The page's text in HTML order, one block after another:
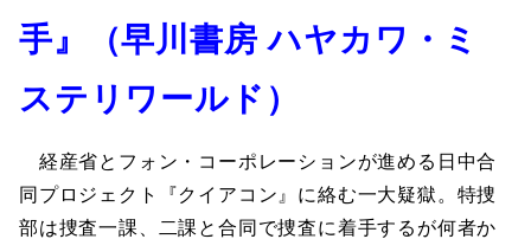
手』（早川書房 ハヤカワ・ミ
ステリワールド）
経産省とフォン・コーポレーションが進める日中合
同プロジェクト『クイアコン』に絡む一大疑獄。特捜
部は捜査一課、二課と合同で捜査に着手するが何者か